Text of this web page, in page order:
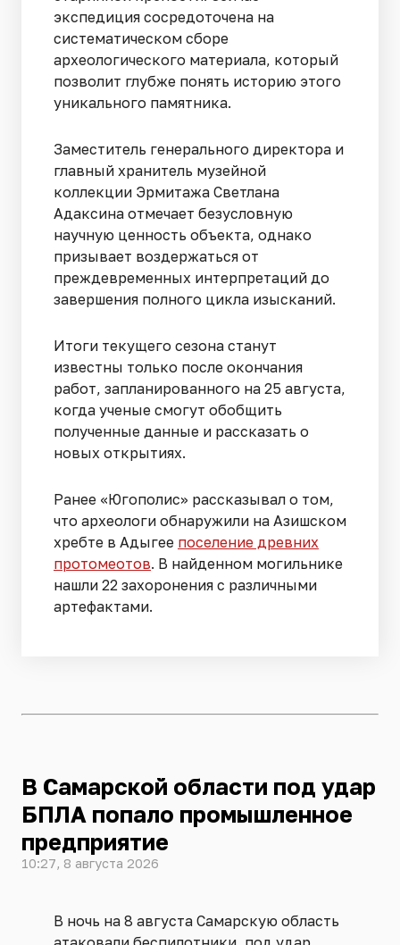
экспедиция сосредоточена на
систематическом сборе
археологического материала, который
позволит глубже понять историю этого
уникального памятника.
Заместитель генерального директора и
главный хранитель музейной
коллекции Эрмитажа Светлана
Адаксина отмечает безусловную
научную ценность объекта, однако
призывает воздержаться от
преждевременных интерпретаций до
завершения полного цикла изысканий.
Итоги текущего сезона станут
известны только после окончания
работ, запланированного на 25 августа,
когда ученые смогут обобщить
полученные данные и рассказать о
новых открытиях.
Ранее «Югополис» рассказывал о том,
что археологи обнаружили на Азишском
хребте в Адыгее поселение древних
протомеотов. В найденном могильнике
нашли 22 захоронения с различными
артефактами.
В Самарской области под удар
БПЛА попало промышленное
предприятие
10:27, 8 августа 2026
В ночь на 8 августа Самарскую область